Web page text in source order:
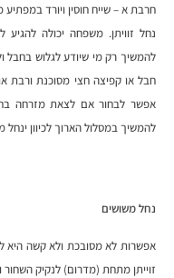
חרבת א – שייח חוסין ויורד
נחל זוויתן. משפחה יכולה
להמשיך רק מי שיודע לגלוש
חבל או קפיצה חצי מסוכנת ורבת
אפשר לבחור אם לצאת מזרחה
להמשיך במסלול הארוך לכיוון ינחל
נחל משושים
אפשרות לא מסובכת ולא קשה היא
זוייתן מתחת (מדרום) לנקיק